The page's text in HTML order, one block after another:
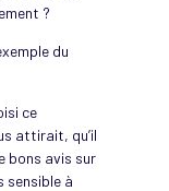
?
du
ce
attirait, qu’il
bons avis sur
sensible à